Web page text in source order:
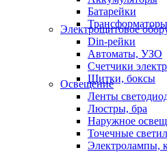
Батарейки
Трансформаторы
Электрощитовое
Din-рейки
Автоматы, УЗО
Счетчики
Щитки, боксы
Освещение
Ленты
Люстры, бра
Наружное
Точечные
Электролампы,